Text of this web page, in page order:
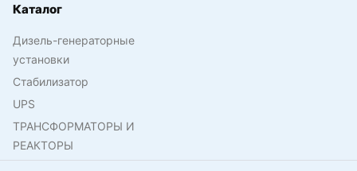
Каталог
Дизель-генераторные
установки
Стабилизатор
UPS
ТРАНСФОРМАТОРЫ И
РЕАКТОРЫ